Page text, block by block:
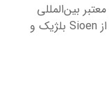
بین‌المللی
تولیدکننده پارچه‌های PVC پرداخته‌ایم. از Sioen بلژیک و